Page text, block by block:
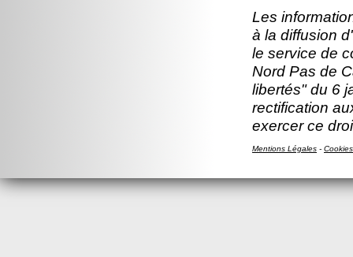
Les
à la diffusion
le service de
Nord Pas de
libertés" du 6
rectification
exercer ce
Mentions Légales - Cookies